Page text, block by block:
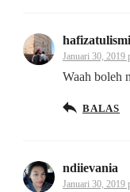
hafizatulismi
Januari 30, 2019
Waah boleh
BALAS
ndiievania
Januari 30, 2019